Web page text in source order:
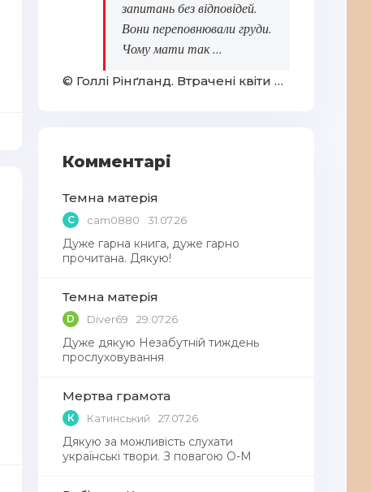
запитань без відповідей.
Вони переповнювали груди.
Чому мати так ...
© Голлі Рінґланд. Втрачені квіти Еліс Гарт
Комментарі
Темна матерія
C cam0880 31.07.26
Дуже гарна книга, дуже гарно
прочитана. Дякую!
Темна матерія
D Diver69 29.07.26
Дуже дякую Незабутній тиждень
прослуховування
Мертва грамота
К Катинський 27.07.26
Дякую за можливість слухати
українські твори. З повагою О-М